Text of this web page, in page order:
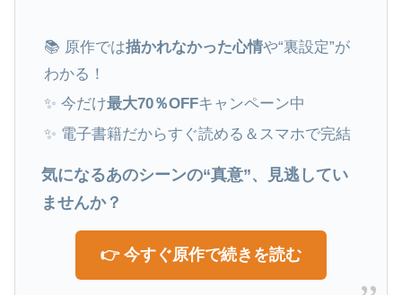
📚 原作では描かれなかった心情や“裏設定”が
わかる！
✨ 今だけ最大70％OFFキャンペーン中
✨ 電子書籍だからすぐ読める＆スマホで完結
気になるあのシーンの“真意”、見逃してい
ませんか？
👉 今すぐ原作で続きを読む